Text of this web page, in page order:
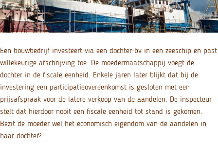
Een bouwbedrijf investeert via een dochter-bv in een zeeschip en past
willekeurige afschrijving toe. De moedermaatschappij voegt de
dochter in de fiscale eenheid. Enkele jaren later blijkt dat bij de
investering een participatieovereenkomst is gesloten met een
prijsafspraak voor de latere verkoop van de aandelen. De inspecteur
stelt dat hierdoor nooit een fiscale eenheid tot stand is gekomen.
Bezit de moeder wel het economisch eigendom van de aandelen in
haar dochter?